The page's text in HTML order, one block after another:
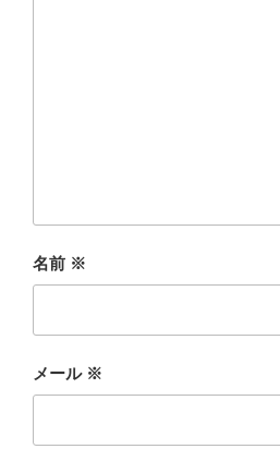
名前 ※
メール ※